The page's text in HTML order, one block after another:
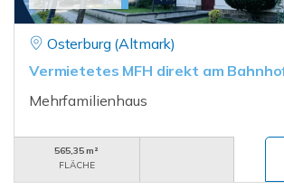
Osterburg (Altmark)
Vermietetes MFH direkt am
Mehrfamilienhaus
565,35 m²
FLÄCHE